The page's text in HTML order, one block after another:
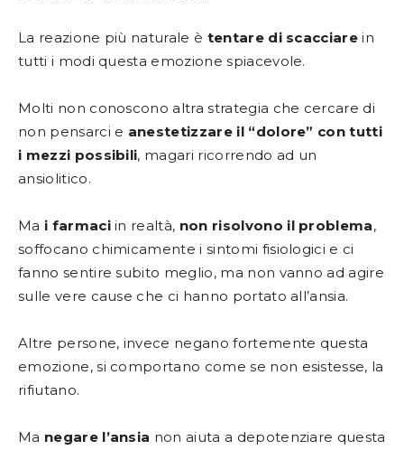
La reazione più naturale è tentare di scacciare in
tutti i modi questa emozione spiacevole.
Molti non conoscono altra strategia che cercare di
non pensarci e anestetizzare il “dolore” con tutti
i mezzi possibili, magari ricorrendo ad un
ansiolitico.
Ma i farmaciin realtà, non risolvono il problema,
soffocano chimicamente i sintomi fisiologici e ci
fanno sentire subito meglio, ma non vanno ad agire
sulle vere cause che ci hanno portato all’ansia.
Altre persone, invece negano fortemente questa
emozione, si comportano come se non esistesse, la
rifiutano.
Ma negare l’ansia non aiuta a depotenziare questa